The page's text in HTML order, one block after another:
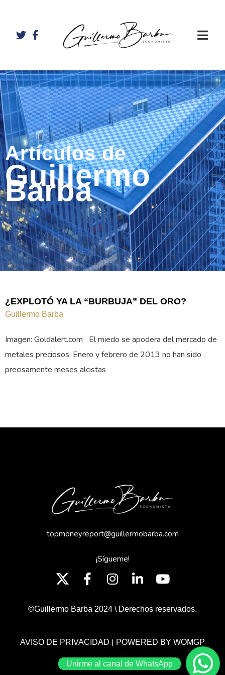
Artículos de
Guillermo
Barba
¿EXPLOTÓ YA LA “BURBUJA” DEL ORO?
Guillermo Barba
Imagen: Goldalert.com El miedo se apodera del mercado de
metales preciosos. Enero y febrero de 2013 no han sido
precisamente meses alcistas
topmoneyreport@guillermobarba.com
¡Sígueme!
©Guillermo Barba 2024 \ Derechos reservados.
AVISO DE PRIVACIDAD | POWERED BY WOMGP
Unirme al canal de WhatsApp